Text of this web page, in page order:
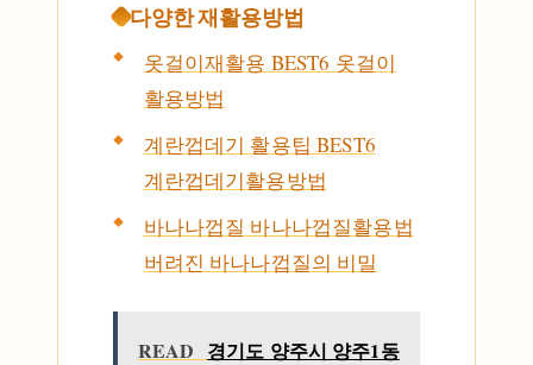
다양한 재활용방법
옷걸이재활용 BEST6 옷걸이
활용방법
계란껍데기 활용팁 BEST6
계란껍데기활용방법
바나나껍질 바나나껍질활용법
버려진 바나나껍질의 비밀
READ 경기도 양주시 양주1동